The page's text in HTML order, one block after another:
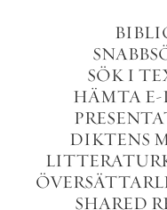
SÖK I
HÄMTA E-
DIKTENS
SHARED